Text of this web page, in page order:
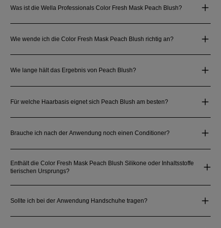
Was ist die Wella Professionals Color Fresh Mask Peach Blush?
Wie wende ich die Color Fresh Mask Peach Blush richtig an?
Wie lange hält das Ergebnis von Peach Blush?
Für welche Haarbasis eignet sich Peach Blush am besten?
Brauche ich nach der Anwendung noch einen Conditioner?
Enthält die Color Fresh Mask Peach Blush Silikone oder Inhaltsstoffe
tierischen Ursprungs?
Sollte ich bei der Anwendung Handschuhe tragen?